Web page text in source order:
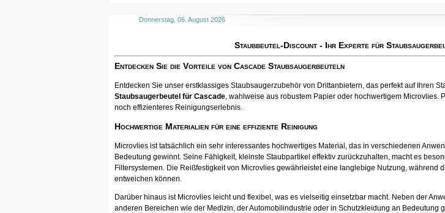
Donnerstag, 06. August 2026
Staubbeutel-Discount - Ihr Experte für
Entdecken Sie die Vorteile von Cascade Staubsaugerbeuteln
Entdecken Sie unser erstklassiges Staubsaugerzubehör von Drittanbietern, das perfekt auf Ihren
Staubsaugerbeutel für Cascade, wahlweise aus robustem Papier oder hochwertigem
noch effizienteres Reinigungserlebnis.
Hochwertige Materialien für eine effiziente Reinigung
Microvlies ist tatsächlich ein sehr interessantes hochwertiges Material, das in verschiedenen
Bedeutung gewinnt. Seine Fähigkeit, kleinste Staubpartikel effektiv zurückzuhalten, macht es
Filtersystemen. Die Reißfestigkeit von Microvlies gewährleistet eine langlebige Nutzung,
entweichen können.
Darüber hinaus ist Microvlies leicht und flexibel, was es vielseitig einsetzbar macht. Neben der
anderen Bereichen wie der Medizin, der Automobilindustrie oder in Schutzkleidung an